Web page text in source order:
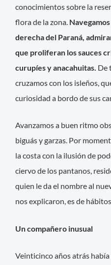
conocimientos sobre la
flora de la zona.
derecha del Paraná,
que proliferan los sauces
curupíes y anacahuitas. De
cruzamos con los isleños,
curiosidad a bordo de sus
Avanzamos a buen ritmo
biguás y garzas. Por
la costa con la ilusión de
ciervo de los pantanos,
quien le da el nombre al
nos explicaron, es de
Un compañero inusual
Veinticinco años atrás